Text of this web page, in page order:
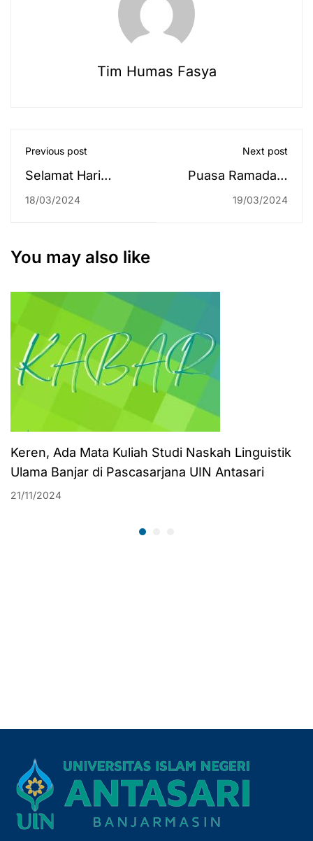
Tim Humas Fasya
Previous post
Selamat Hari
Mediator Nasional
18/03/2024
Next post
Puasa Ramadan,
Kami Tetap
19/03/2024
You may also like
Keren, Ada Mata Kuliah Studi Naskah Linguistik
Ulama Banjar di Pascasarjana UIN Antasari
21/11/2024